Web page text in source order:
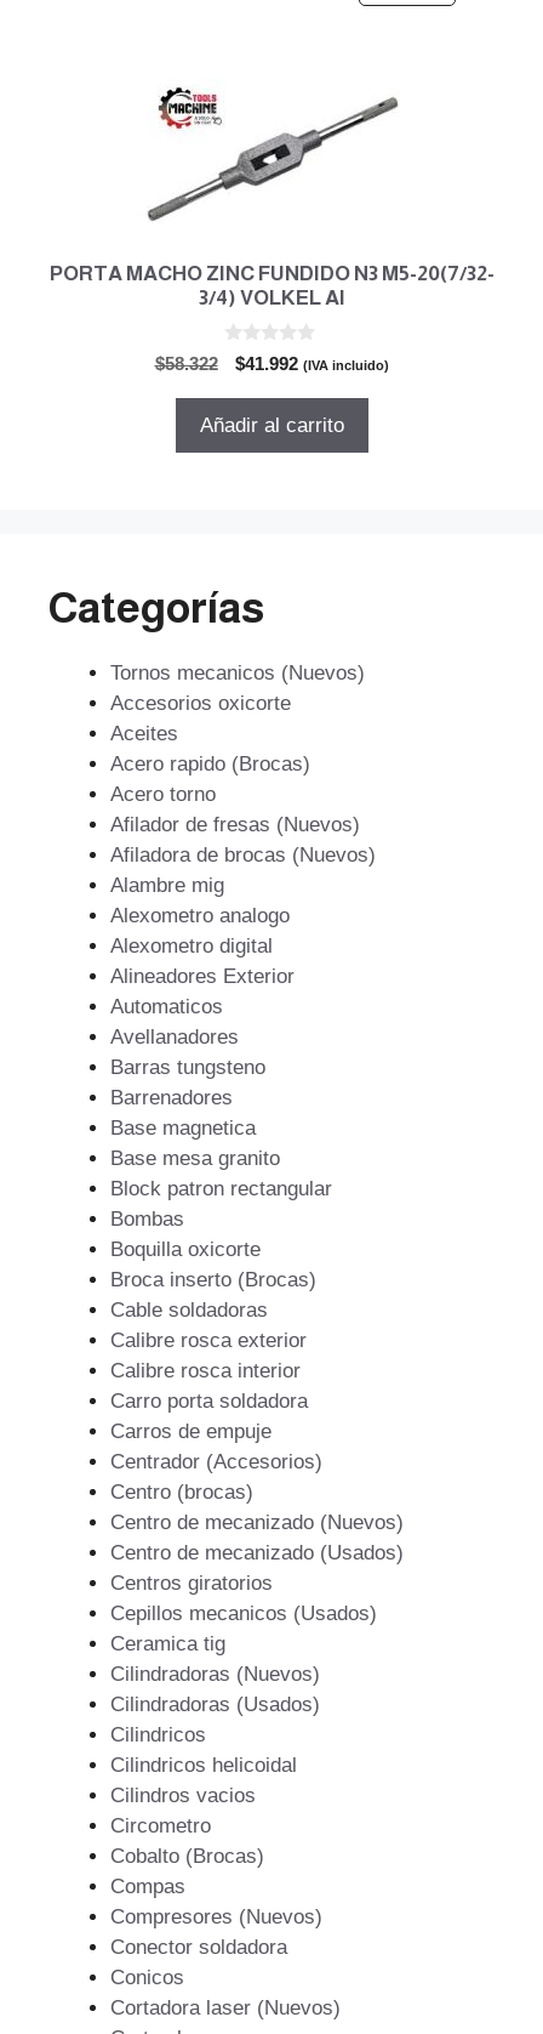
PORTA MACHO ZINC FUNDIDO N3 M5-20(7/32-
3/4) VOLKEL Al
$58.322
El
original
$41.992El
actual
(IVA incluido)
Añadir al carrito
Categorías
Tornos mecanicos (Nuevos)
Accesorios oxicorte
Aceites
Acero rapido (Brocas)
Acero torno
Afilador de fresas (Nuevos)
Afiladora de brocas (Nuevos)
Alambre mig
Alexometro analogo
Alexometro digital
Alineadores Exterior
Automaticos
Avellanadores
Barras tungsteno
Barrenadores
Base magnetica
Base mesa granito
Block patron rectangular
Bombas
Boquilla oxicorte
Broca inserto (Brocas)
Cable soldadoras
Calibre rosca exterior
Calibre rosca interior
Carro porta soldadora
Carros de empuje
Centrador (Accesorios)
Centro (brocas)
Centro de mecanizado (Nuevos)
Centro de mecanizado (Usados)
Centros giratorios
Cepillos mecanicos (Usados)
Ceramica tig
Cilindradoras (Nuevos)
Cilindradoras (Usados)
Cilindricos
Cilindricos helicoidal
Cilindros vacios
Circometro
Cobalto (Brocas)
Compas
Compresores (Nuevos)
Conector soldadora
Conicos
Cortadora laser (Nuevos)